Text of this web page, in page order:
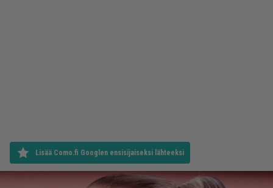
Lisää Como.fi Googlen ensisijaiseksi lähteeksi